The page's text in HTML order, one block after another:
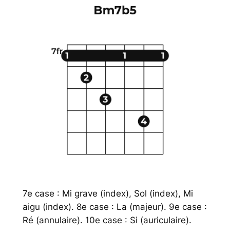
7e case : Mi grave (index), Sol (index), Mi
aigu (index). 8e case : La (majeur). 9e case :
Ré (annulaire). 10e case : Si (auriculaire).